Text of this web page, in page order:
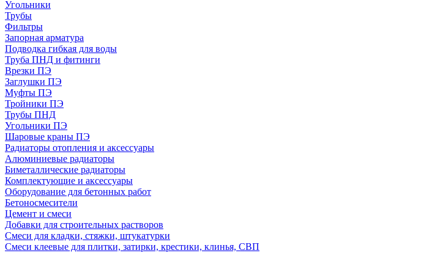
Угольники
Трубы
Фильтры
Запорная арматура
Подводка гибкая для воды
Труба ПНД и фитинги
Врезки ПЭ
Заглушки ПЭ
Муфты ПЭ
Тройники ПЭ
Трубы ПНД
Угольники ПЭ
Шаровые краны ПЭ
Радиаторы отопления и аксессуары
Алюминиевые радиаторы
Биметаллические радиаторы
Комплектующие и аксессуары
Оборудование для бетонных работ
Бетоносмесители
Цемент и смеси
Добавки для строительных растворов
Смеси для кладки, стяжки, штукатурки
Смеси клеевые для плитки, затирки, крестики, клинья, СВП